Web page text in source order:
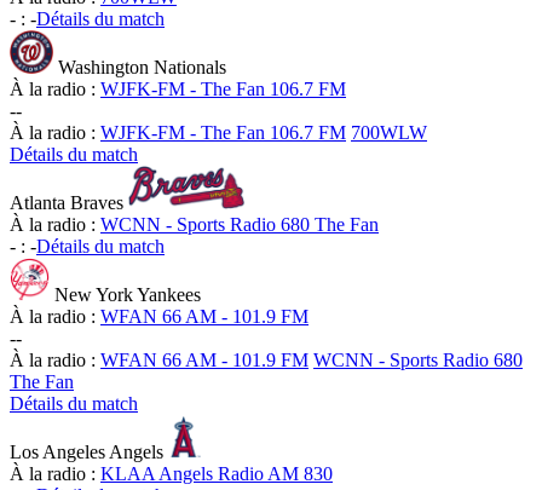
- : -Détails du match
Washington Nationals
À la radio : WJFK-FM - The Fan 106.7 FM
--
À la radio : WJFK-FM - The Fan 106.7 FM 700WLW
Détails du match
Atlanta Braves
À la radio : WCNN - Sports Radio 680 The Fan
- : -Détails du match
New York Yankees
À la radio : WFAN 66 AM - 101.9 FM
--
À la radio : WFAN 66 AM - 101.9 FM WCNN - Sports Radio 680
The Fan
Détails du match
Los Angeles Angels
À la radio : KLAA Angels Radio AM 830